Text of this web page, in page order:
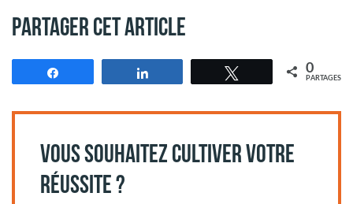
Partager cet article
Tweetez 0
PARTAGES
VOUS SOUHAITEZ CULTIVER VOTRE
RÉUSSITE ?